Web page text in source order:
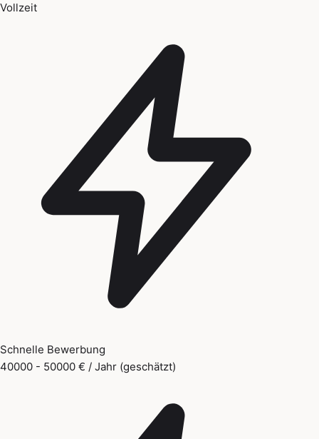
Vollzeit
Schnelle Bewerbung
40000 - 50000 € / Jahr (geschätzt)